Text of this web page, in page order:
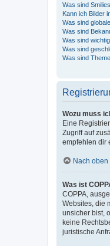
Was sind
Kann ich Bilder
Was sind
Was sind
Was sind
Was sind
Was sind
Wozu muss
Eine
Zugriff auf
empfehlen dir
Nach oben
Was ist
COPPA,
Websites, die
unsicher bist,
keine
juristische